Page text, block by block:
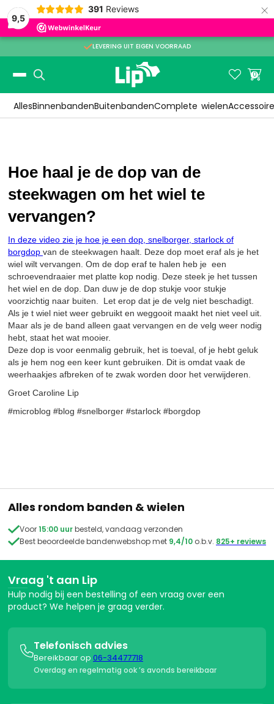
9,5
391 Reviews ×
LEVERING UIT EIGEN VOORRAAD
Slide 2 of 3.
 
0
AllesBinnenbandenBuitenbandenComplete wielen
Hoe haal je de dop van de
steekwagen om het wiel te
vervangen?
In deze video zie je hoe je een dop, snelborger, starlock of
borgdop van de steekwagen haalt. Deze dop moet eraf als je het
wiel wilt vervangen. Om de dop eraf te halen heb je een
schroevendraaier met platte kop nodig. Deze steek je het tussen
het wiel en de dop. Dan duw je de dop stukje voor stukje
voorzichtig naar buiten. Let erop dat je de velg niet beschadigt.
Als je t wiel niet weer gebruikt en weggooit maakt het niet veel uit.
Maar als je de band alleen gaat vervangen en de velg weer nodig
hebt, staat het wat mooier.
Deze dop is voor eenmalig gebruik, het is toeval, of je hebt geluk
als je hem nog een keer kunt gebruiken. Dit is omdat vaak de
weerhaakjes afbreken of te zwak worden door het verwijderen.
Groet Caroline Lip
#microblog #blog #snelborger #starlock #borgdop
Alles rondom banden & wielen
Voor15:00 uurbesteld, vandaag verzonden
Best beoordeelde bandenwebshop met 9,4/10 o.b.v. 825+ reviews
Vraag 't aan Lip
Hulp nodig bij een bestelling of een vraag over een
product? We helpen je graag verder.
Telefonisch advies
Bereikbaar op 06-34477718
Overdag en regelmatig ook ’s avonds bereikbaar